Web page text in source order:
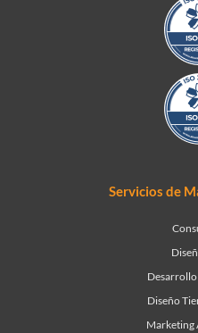
Servicios de
Diseño
Marketing